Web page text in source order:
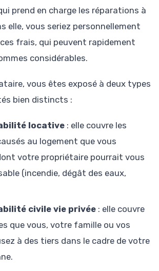
prend en charge les réparations à
elle, vous seriez personnellement
frais, qui peuvent rapidement
considérables.
vous êtes exposé à deux types
bien distincts :
locative : elle couvre les
au logement que vous
votre propriétaire pourrait vous
(incendie, dégât des eaux,
civile vie privée : elle couvre
que vous, votre famille ou vos
à des tiers dans le cadre de votre